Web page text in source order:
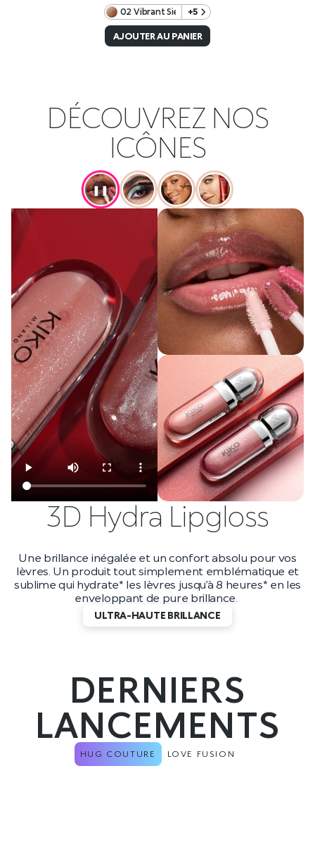
02 Vibrant Sienna+5
AJOUTER AU PANIER
DÉCOUVREZ NOS
ICÔNES
❚❚
3D Hydra Lipgloss
Une brillance inégalée et un confort absolu pour vos
lèvres. Un produit tout simplement emblématique et
sublime qui hydrate* les lèvres jusqu’à 8 heures* en les
enveloppant de pure brillance.
ULTRA-HAUTE BRILLANCE
DERNIERS
LANCEMENTS
HUG COUTURE LOVE FUSION